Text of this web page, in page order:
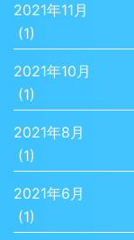
2021年11月
(1)
2021年10月
(1)
2021年8月
(1)
2021年6月
(1)